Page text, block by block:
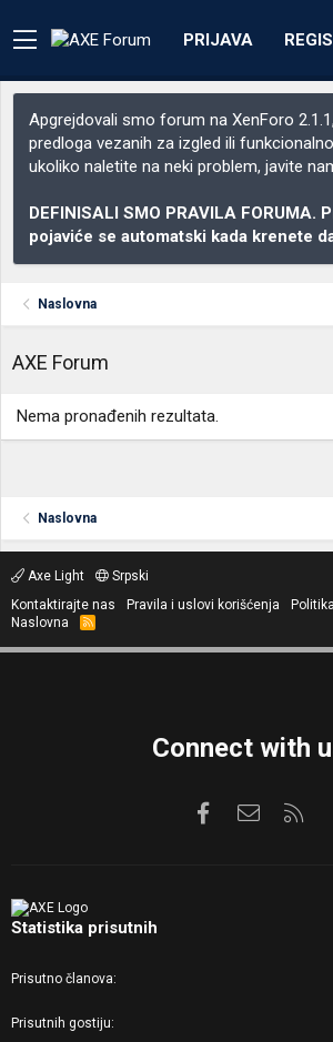
PRIJAVA
Apgrejdovali smo forum na XenForo
predloga vezanih za izgled ili
ukoliko naletite na neki problem, javite
DEFINISALI SMO PRAVILA FORUMA.
pojaviće se automatski kada krenete
Naslovna
AXE Forum
Nema pronađenih rezultata.
Naslovna
Axe Light
Srpski
Kontaktirajte nas
Pravila i uslovi korišćenja
Naslovna
R
S
Connect with
Facebook
Statistika prisutnih
Prisutno članova
Prisutnih gostiju